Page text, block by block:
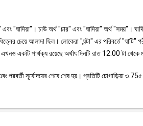
এবং "ঘাদিয়া"। চাউ অর্থ "চার" এবং "ঘাদিয়া" অর্থ "সময়"।
চেয়ে আলাদা ছিল। লোকেরা "ঘন্টা" এর পরিবর্তে
একটি পার্থক্য রয়েছে অর্থাৎ দিনটি রাত 12:00 টা
পরবর্তী সূর্যোদয়ের শেষে শেষ হয়। প্রতিটি চোগাড়িয়া